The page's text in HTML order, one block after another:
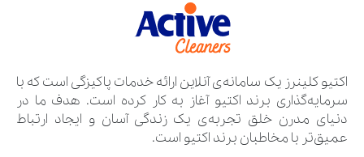
اکتیو کلینرز یک سامانه‌ی آنلاین ارائه خدمات پاکیزگی است که با
سرمایه‌گذاری برند اکتیو آغاز به کار کرده است. هدف ما در
دنیای مدرن خلق تجربه‌ی یک زندگی آسان و ایجاد ارتباط
عمیق‌تر با مخاطبان برند اکتیو است.